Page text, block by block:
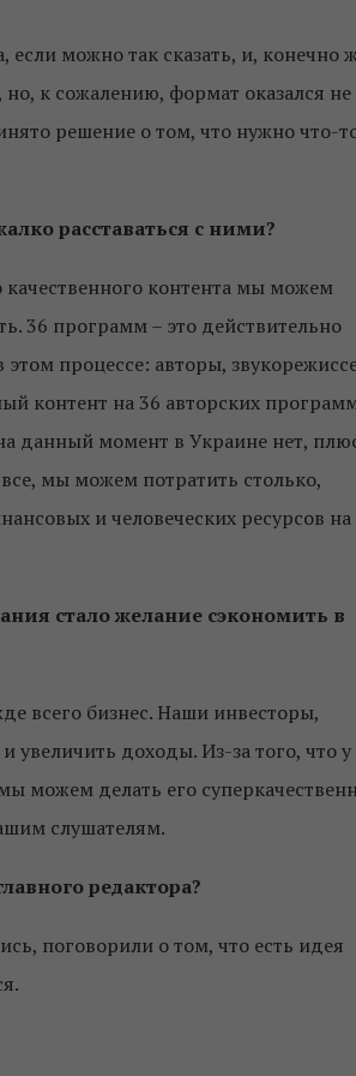
если можно так сказать, и, конечно
к сожалению, формат оказался не
решение о том, что нужно что-
расставаться с ними?
качественного контента мы можем
36 программ – это действительно
процессе: авторы,
контент на 36 авторских
данный момент в Украине нет,
мы можем потратить столько,
и человеческих ресурсов
стало желание сэкономить в
всего бизнес. Наши инвесторы,
увеличить доходы. Из-за того, что у
можем делать его
слушателям.
редактора?
поговорили о том, что есть идея